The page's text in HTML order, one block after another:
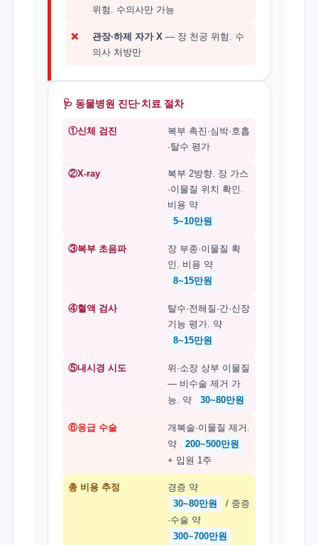
위험. 수의사만 가능
❌ 관장·하제 자가 X — 장 천공 위험. 수
의사 처방만
🩺 동물병원 진단·치료 절차
①신체 검진
복부 촉진·심박·호흡
·탈수 평가
②X-ray
복부 2방향. 장 가스
·이물질 위치 확인.
비용 약
5~10만원
③복부 초음파
장 부종·이물질 확
인. 비용 약
8~15만원
④혈액 검사
탈수·전해질·간·신장
기능 평가. 약
8~15만원
⑤내시경 시도
위·소장 상부 이물질
— 비수술 제거 가
능. 약
30~80만원
⑥응급 수술
개복술·이물질 제거.
약
200~500만원
+ 입원 1주
총 비용 추정
경증 약
30~80만원
/ 중증
·수술 약
300~700만원